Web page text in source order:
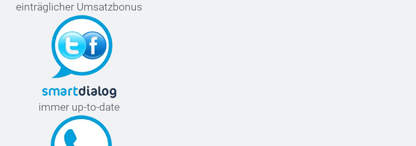
einträglicher Umsatzbonus
immer up-to-date